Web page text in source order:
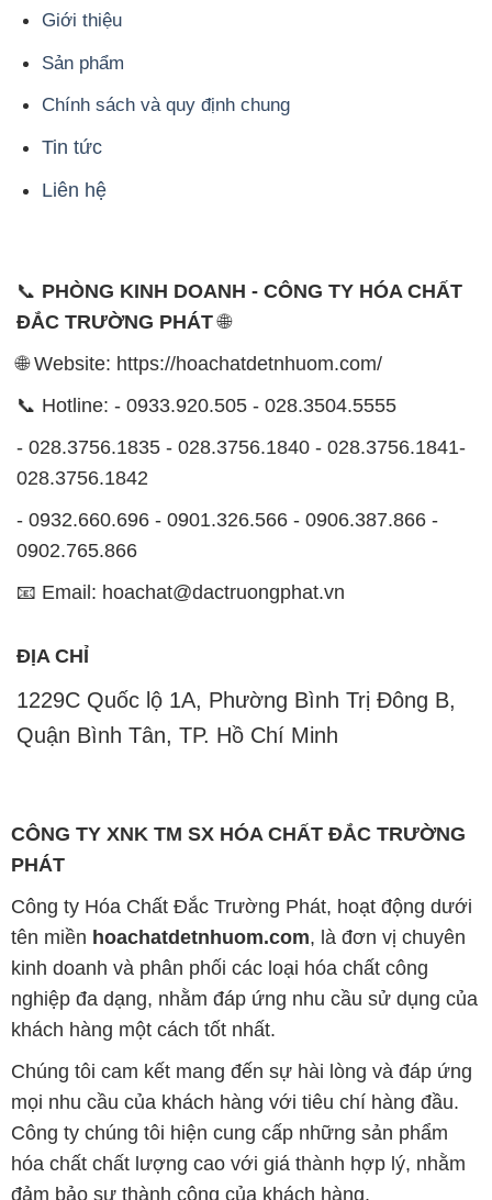
Tin tức
Liên hệ
📞
PHÒNG KINH DOANH - CÔNG TY HÓA CHẤT
ĐẮC TRƯỜNG PHÁT
- 028.3756.1835 - 028.3756.1840 - 028.3756.1841-
0902.765.866
📧 Email: hoachat@dactruongphat.vn
ĐỊA CHỈ
1229C Quốc lộ 1A, Phường Bình Trị Đông B,
Quận Bình Tân, TP. Hồ Chí Minh
CÔNG TY XNK TM SX HÓA CHẤT ĐẮC TRƯỜNG
PHÁT
kinh doanh và phân phối các loại hóa chất công
nghiệp đa dạng, nhằm đáp ứng nhu cầu sử dụng của
khách hàng một cách tốt nhất.
Chúng tôi cam kết mang đến sự hài lòng và đáp ứng
mọi nhu cầu của khách hàng với tiêu chí hàng đầu.
Công ty chúng tôi hiện cung cấp những sản phẩm
hóa chất chất lượng cao với giá thành hợp lý, nhằm
đảm bảo sự thành công của khách hàng.
Uy tín là một trong những nguyên tắc quan trọng
trong hoạt động kinh doanh của chúng tôi. Chúng tôi
luôn ý thức rằng những sản phẩm mà chúng tôi cung
cấp cần phải đáp ứng tiêu chuẩn chất lượng cao, làm